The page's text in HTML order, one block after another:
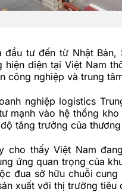
đầu tư đến từ Nhật Bản,
hiện diện tại Việt Nam
công nghiệp và trung
nghiệp logistics
mạnh vào hệ thống
tăng trưởng của
cho thấy Việt Nam
ứng quan trọng của
đua sở hữu chuỗi
xuất với thị trường